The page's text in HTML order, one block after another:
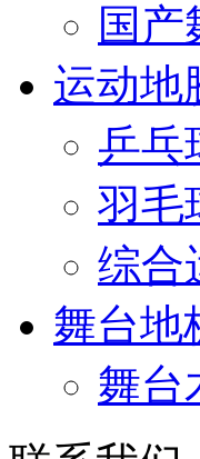
国产
运动地
乒乓
羽毛
综合
舞台地
舞台